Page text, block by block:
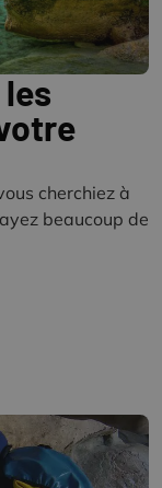
cherchiez à
beaucoup de